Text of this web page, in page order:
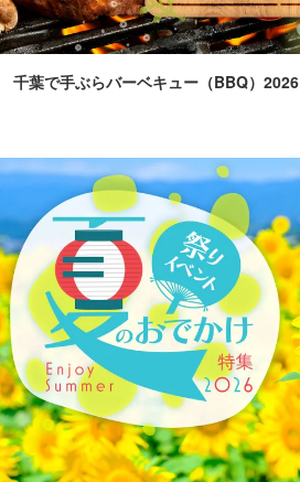
千葉で手ぶらバーベキュー（BBQ）2026